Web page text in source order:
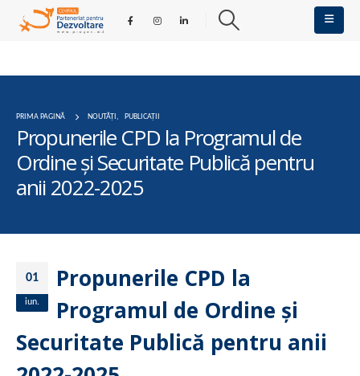
PRIMA PAGINĂ NOUTĂȚI , PUBLICAȚII
Propunerile CPD la Programul de
Ordine și Securitate Publică pentru
anii 2022-2025
01
iun.
Propunerile CPD la
Programul de Ordine și
Securitate Publică pentru anii